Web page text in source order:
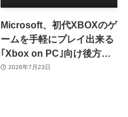
Microsoft、初代XBOXのゲ
ームを手軽にプレイ出来る
｢Xbox on PC｣向け後方互
換性機能を発表
2026年7月23日